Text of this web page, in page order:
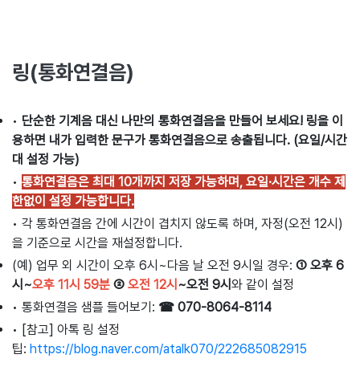
링(통화연결음)
• 단순한 기계음 대신 나만의 통화연결음을 만들어 보세요! 링을 이
용하면 내가 입력한 문구가 통화연결음으로 송출됩니다. (요일/시간
대 설정 가능)
• 통화연결음은 최대 10개까지 저장 가능하며, 요일·시간은 개수 제
한없이 설정 가능합니다.
• 각 통화연결음 간에 시간이 겹치지 않도록 하며, 자정(오전 12시)
을 기준으로 시간을 재설정합니다.
(예) 업무 외 시간이 오후 6시~다음 날 오전 9시일 경우: ① 오후 6
시~오후 11시 59분 ② 오전 12시 ~오전 9시 와 같이 설정
• 통화연결음 샘플 들어보기: ☎ 070-8064-8114
• [참고] 아톡 링 설정
팁: https://blog.naver.com/atalk070/222685082915